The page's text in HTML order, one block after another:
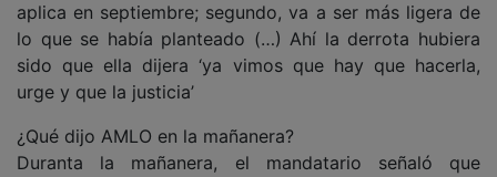
aplica en septiembre; segundo, va a ser más ligera de
lo que se había planteado (…) Ahí la derrota hubiera
sido que ella dijera ‘ya vimos que hay que hacerla,
urge y que la justicia’
¿Qué dijo AMLO en la mañanera?
Duranta la mañanera, el mandatario señaló que